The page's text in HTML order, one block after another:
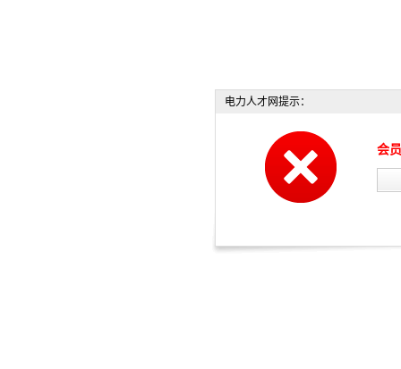
电力人才网提示：
会